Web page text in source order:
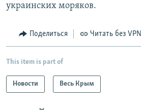
украинских моряков.
Поделиться Читать без VPN
This item is part of
Новости Весь Крым